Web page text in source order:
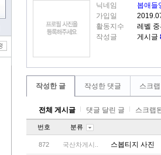
닉네임
봅애들
가입일
활동지수
레벨
작성글
게시글
작성한 글 작성한 댓글 스크
전체 게시글 댓글 달린 글 스크랩
번호 분류
872 국산차게시.. 스봅티지 사진